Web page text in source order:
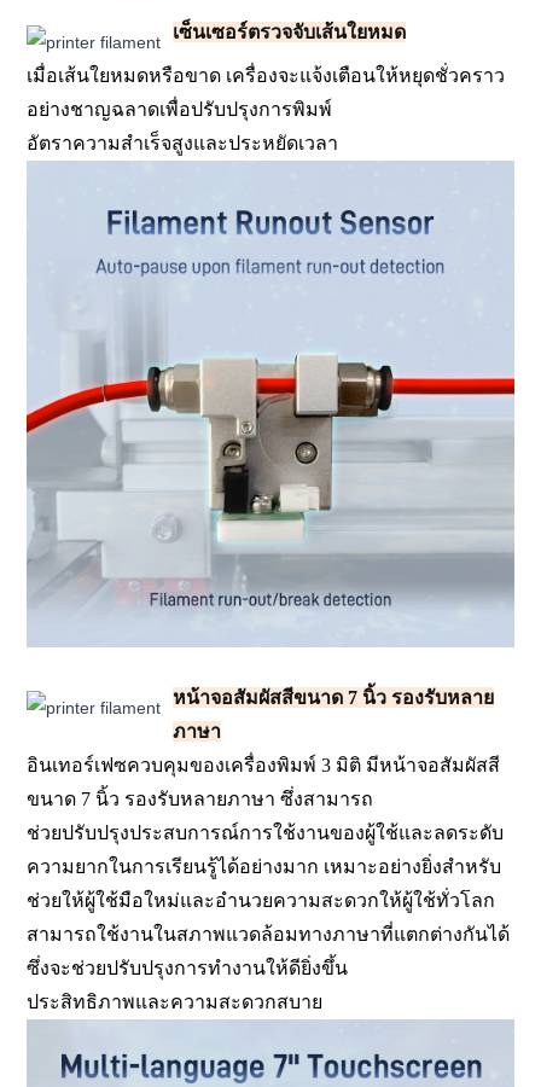
เซ็นเซอร์ตรวจจับเส้นใยหมด
เมื่อเส้นใยหมดหรือขาด เครื่องจะแจ้งเตือนให้หยุดชั่วคราว
อย่างชาญฉลาดเพื่อปรับปรุงการพิมพ์
อัตราความสำเร็จสูงและประหยัดเวลา
หน้าจอสัมผัสสีขนาด 7 นิ้ว รองรับหลาย
ภาษา
อินเทอร์เฟซควบคุมของเครื่องพิมพ์ 3 มิติ มีหน้าจอสัมผัสสี
ขนาด 7 นิ้ว รองรับหลายภาษา ซึ่งสามารถ
ช่วยปรับปรุงประสบการณ์การใช้งานของผู้ใช้และลดระดับ
ความยากในการเรียนรู้ได้อย่างมาก เหมาะอย่างยิ่งสำหรับ
ช่วยให้ผู้ใช้มือใหม่และอำนวยความสะดวกให้ผู้ใช้ทั่วโลก
สามารถใช้งานในสภาพแวดล้อมทางภาษาที่แตกต่างกันได้
ซึ่งจะช่วยปรับปรุงการทำงานให้ดียิ่งขึ้น
ประสิทธิภาพและความสะดวกสบาย